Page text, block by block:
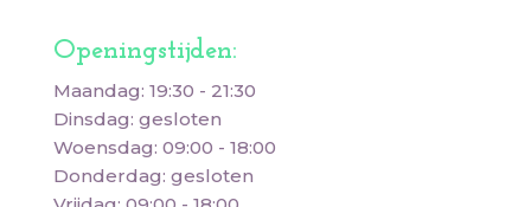
Openingstijden:
Maandag: 19:30 - 21:30
Dinsdag: gesloten
Woensdag: 09:00 - 18:00
Donderdag: gesloten